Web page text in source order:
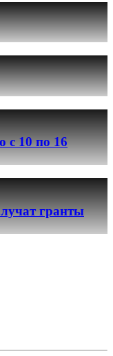
с 10 по 16
гранты